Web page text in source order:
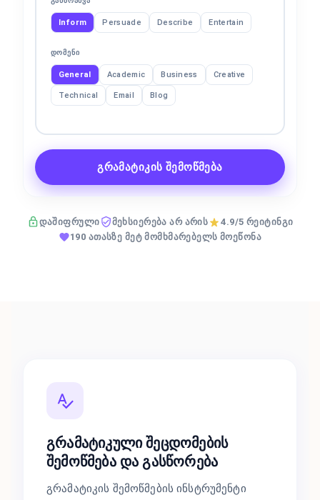
Inform Persuade Describe Entertain
ᲓᲝᲛᲔᲜᲘ
General Academic Business Creative
Technical Email Blog
გრამატიკის შემოწმება
დაშიფრული მეხსიერება არ არის
4.9/5 რეიტინგი
190 ათასზე მეტ მომხმარებელს მოეწონა
გრამატიკული შეცდომების
შემოწმება და გასწორება
გრამატიკის შემოწმების ინსტრუმენტი